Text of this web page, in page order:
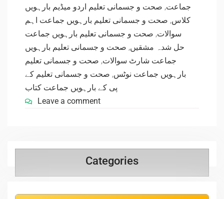
جماعت, صحت و جسمانی تعلیم اردو میڈیم بارہویں
کلاس, صحت و جسمانی تعلیم بارہویں جماعت اہم
سوالات, صحت و جسمانی تعلیم بارہویں جماعت
حل شدہ مشقیں, صحت و جسمانی تعلیم بارہویں
جماعت شارٹ سوالات, صحت و جسمانی تعلیم
بارہویں جماعت نوٹس, صحت و جسمانی تعلیم کے
پی کے بارہویں جماعت کتاب
Leave a comment
Categories